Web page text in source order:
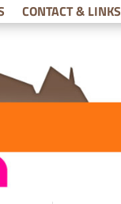
CONTACT & LINKS